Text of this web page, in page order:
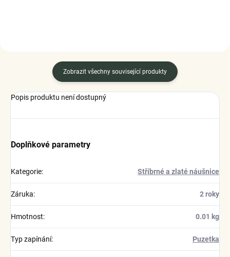
Zobrazit všechny související produkty
Popis produktu není dostupný
Doplňkové parametry
Kategorie: Stříbrné a zlaté náušnice
Záruka: 2 roky
Hmotnost: 0.01 kg
Typ zapínání: Puzetka